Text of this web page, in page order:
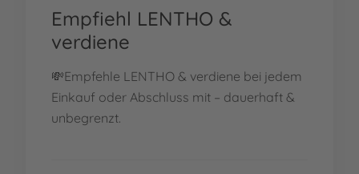
Empfiehl LENTHO &
verdiene
💸Empfehle LENTHO & verdiene bei jedem
Einkauf oder Abschluss mit – dauerhaft &
unbegrenzt.